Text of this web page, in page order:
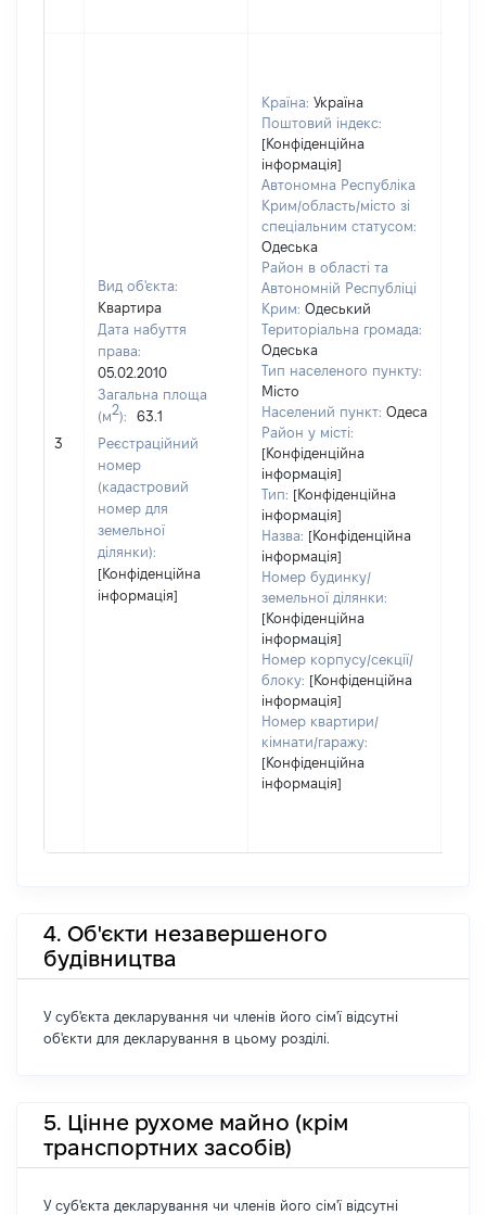
3
Вид об'єкта:
Квартира
Дата набуття
права:
05.02.2010
Загальна площа
(м2):
63.1
Реєстраційний
номер
(кадастровий
номер для
земельної
ділянки):
[Конфіденційна
інформація]
Країна: Україна
Поштовий індекс:
[Конфіденційна
інформація]
Автономна Республіка
Крим/область/місто зі
спеціальним статусом:
Одеська
Район в області та
Автономній Республіці
Крим: Одеський
Територіальна громада:
Одеська
Тип населеного пункту:
Місто
Населений пункт: Одеса
Район у місті:
[Конфіденційна
інформація]
Тип: [Конфіденційна
інформація]
Назва: [Конфіденційна
інформація]
Номер будинку/
земельної ділянки:
[Конфіденційна
інформація]
Номер корпусу/секції/
блоку: [Конфіденційна
інформація]
Номер квартири/
кімнати/гаражу:
[Конфіденційна
інформація]
4. Об'єкти незавершеного
будівництва
У суб'єкта декларування чи членів його сім'ї відсутні
об'єкти для декларування в цьому розділі.
5. Цінне рухоме майно (крім
транспортних засобів)
У суб'єкта декларування чи членів його сім'ї відсутні